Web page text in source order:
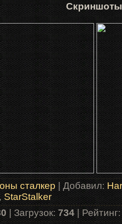
сталкер | Добавил:
StarStalker
|Загрузок: 734|Рейтинг